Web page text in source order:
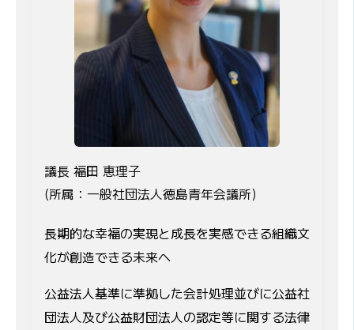
議長 福田 恵理子
(所属：一般社団法人徳島青年会議所)
長期的な幸福の実現と成長を実感できる組織文
化が創造できる未来へ
公益法人基準に準拠した会計処理並びに公益社
団法人及び公益財団法人の認定等に関する法律